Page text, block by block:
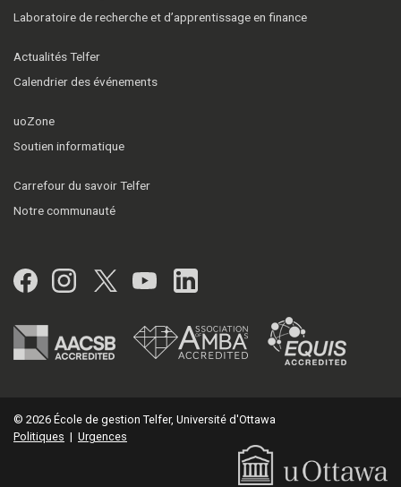
Laboratoire de recherche et d’apprentissage en finance
Actualités Telfer
Calendrier des événements
uoZone
Soutien informatique
Carrefour du savoir Telfer
Notre communauté
Facebook
Instagram
Twitter
YouTubeLinkedIn
© 2026 École de gestion Telfer, Université d'Ottawa
Politiques | Urgences